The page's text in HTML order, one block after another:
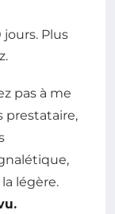
jours. Plus
pas à me
prestataire,
légère.